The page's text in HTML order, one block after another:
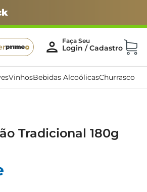
VinhosBebidas AlcoólicasChurrasco
Tradicional 180g